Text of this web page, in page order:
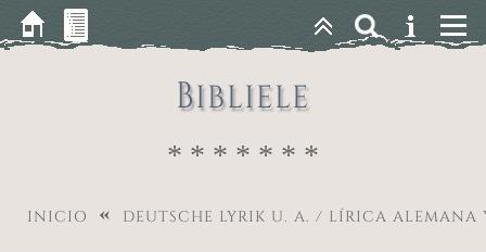
Bibliele
* * * * * * *
INICIO « DEUTSCHE LYRIK U. A. / LÍRICA ALEMANA